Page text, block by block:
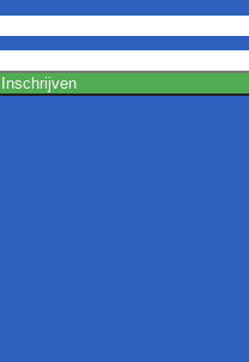
Inschrijven